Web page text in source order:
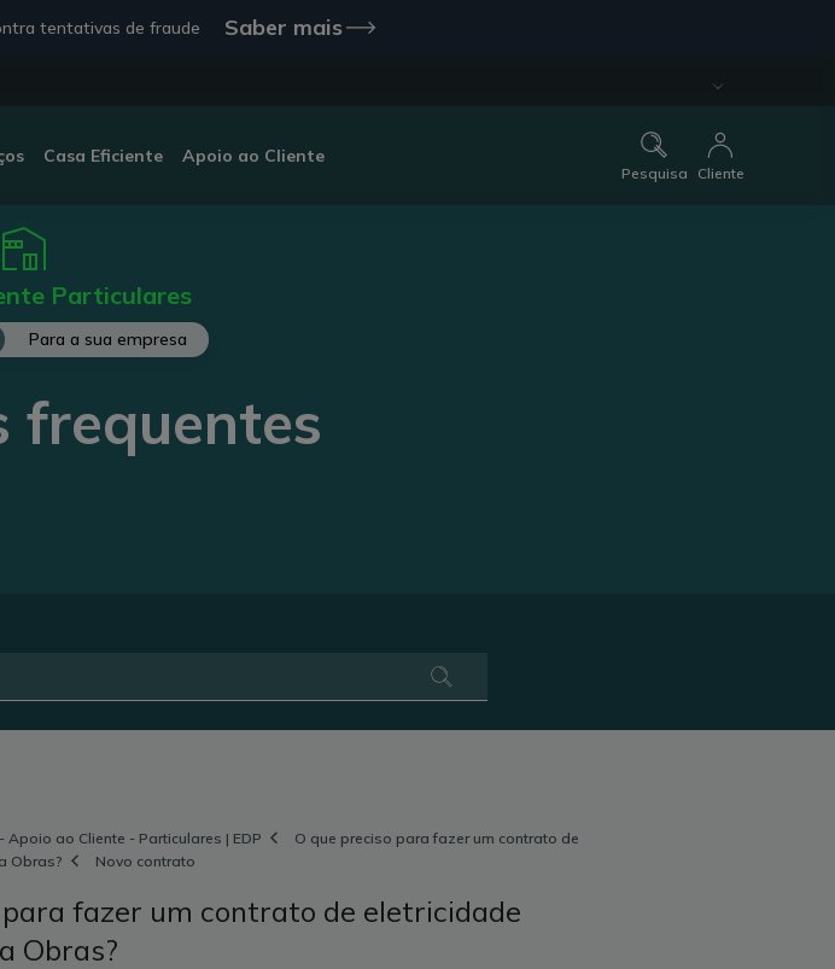
tentativas de fraude Saber mais
Casa Eficiente Apoio ao Cliente
Pesquisa Cliente
Particulares
Para a sua empresa
frequentes
Apoio ao Cliente - Particulares | EDP
O que preciso para fazer um contrato de
Obras?
Novo contrato
fazer um contrato de eletricidade
Obras?